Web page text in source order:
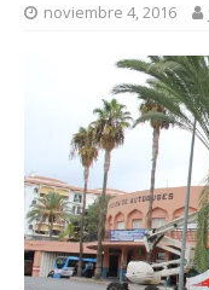
noviembre 4, 2016